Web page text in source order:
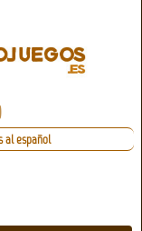
al español